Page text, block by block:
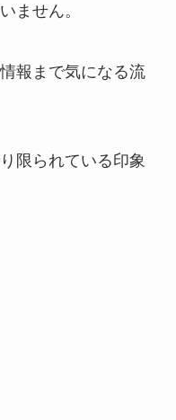
ません。
報まで気になる流
限られている印象